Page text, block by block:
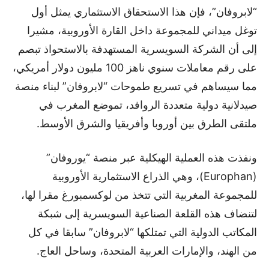
“لابروفان”، فإن هذا الاستحقاق الاستثماري يمثل أول
توغل ميداني للمجموعة داخل القارة الأوروبية، مشيرا
إلى أن الشركة السويسرية المستهدفة بالاستحواذ تبصم
على رقم معاملات سنوي ناهز 100 مليون دولار أمريكي،
مما سيساهم في تسريع طموحات “لابروفان” لبناء منصة
صيدلانية دولية متعددة الروافد، تموضع المغرب في
ملتقى الطرق بين أوروبا وأفريقيا والشرق الأوسط.
ونفذت هذه العملية الهيكلية عبر منصة “يوروفان”
(Europhan)، وهي الذراع الاستثمارية الأوروبية
للمجموعة المغربية التي تتخذ من لوكسمبورغ مقرا لها،
لتنضاف هذه القلعة الصناعية السويسرية إلى شبكة
المكاتب الدولية التي تمتلكها “لابروفان” سابقا في كل
من الهند، والإمارات العربية المتحدة، وساحل العاج.